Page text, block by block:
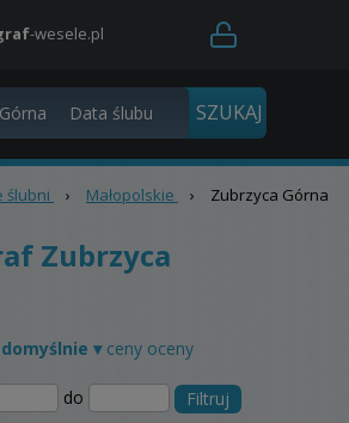
-wesele.pl
ślubni › Małopolskie › Zubrzyca Górna
Zubrzyca
domyślnie ▾ ceny oceny
do Filtruj